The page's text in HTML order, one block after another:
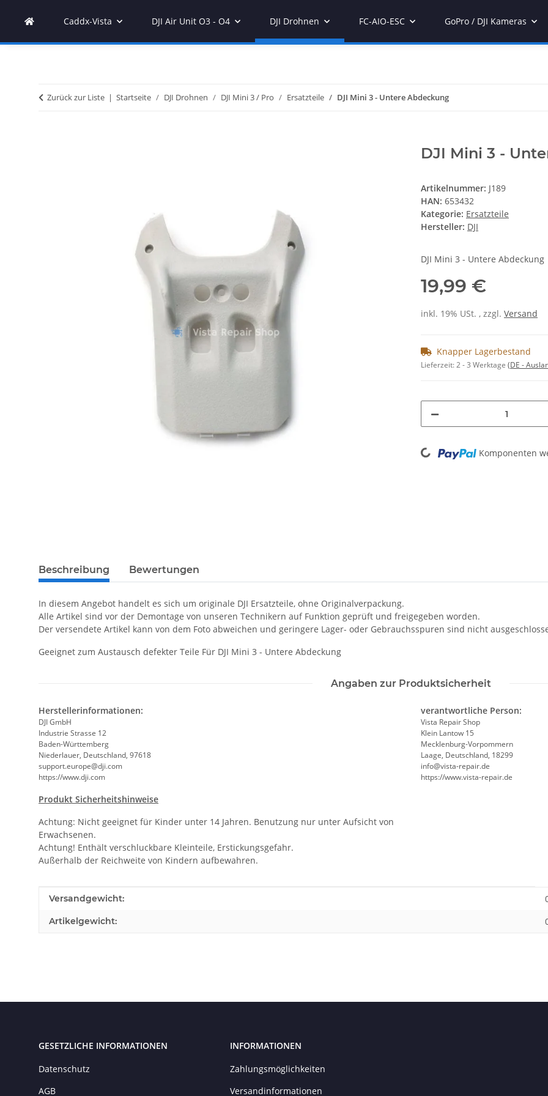
Caddx-Vista DJI Air Unit O3 - O4 DJI Drohnen FC-AIO-ESC GoPro / DJI Kameras
Zurück zur Liste Startseite DJI Drohnen DJI Mini 3 / Pro Ersatzteile DJI Mini 3 - Untere Abdeckung
DJI Mini 3 -
Artikelnummer: J189
HAN: 653432
Kategorie: Ersatzteile
Hersteller: DJI
DJI Mini 3 - Untere Abdeckung
19,99 €
inkl. 19% USt. , zzgl. Versand
Knapper Lagerbestand
Lieferzeit:2 - 3 Werktage (DE -
Loading... Komponenten
Beschreibung Bewertungen
In diesem Angebot handelt es sich um originale DJI Ersatzteile, ohne Originalverpackung.
Alle Artikel sind vor der Demontage von unseren Technikern auf Funktion geprüft und freigegeben worden.
Der versendete Artikel kann von dem Foto abweichen und geringere Lager- oder Gebrauchsspuren sind nicht
Geeignet zum Austausch defekter Teile Für DJI Mini 3 - Untere Abdeckung
Angaben zur Produktsicherheit
Herstellerinformationen:
DJI GmbH
Industrie Strasse 12
Baden-Württemberg
Niederlauer, Deutschland, 97618
support.europe@dji.com
https://www.dji.com
Produkt Sicherheitshinweise
Achtung: Nicht geeignet für Kinder unter 14 Jahren. Benutzung nur unter Aufsicht von
Erwachsenen.
Achtung! Enthält verschluckbare Kleinteile, Erstickungsgefahr.
Außerhalb der Reichweite von Kindern aufbewahren.
verantwortliche Person:
Vista Repair Shop
Klein Lantow 15
Mecklenburg-Vorpommern
Laage, Deutschland, 18299
info@vista-repair.de
https://www.vista-repair.de
Produkteigenschaft
Wert
Versandgewicht:
Artikelgewicht:
GESETZLICHE INFORMATIONEN
Datenschutz
AGB
INFORMATIONEN
Zahlungsmöglichkeiten
Versandinformationen